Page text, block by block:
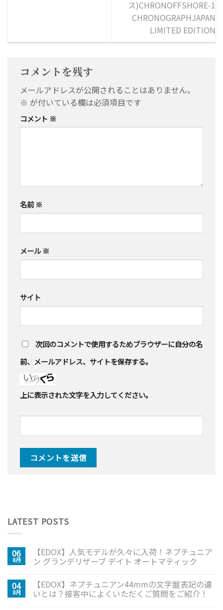
ス)CHRONOFFSHORE-1
CHRONOGRAPHJAPAN
LIMITED EDITION
コメントを残す
メールアドレスが公開されることはありません。
※ が付いている欄は必須項目です
コメント ※
名前※
メール※
サイト
次回のコメントで使用するためブラウザーに自分の名
前、メールアドレス、サイトを保存する。
上に表示された文字を入力してください。
LATEST POSTS
06
8月
【EDOX】人気モデルが久々に入荷！ネプチュニア
ン グランデリザーブ デイト オートマティック
04
8月
【EDOX】ネプチュニアン44mmの文字盤表記の違
いとは？接客中によくいただくご質問をご紹介！